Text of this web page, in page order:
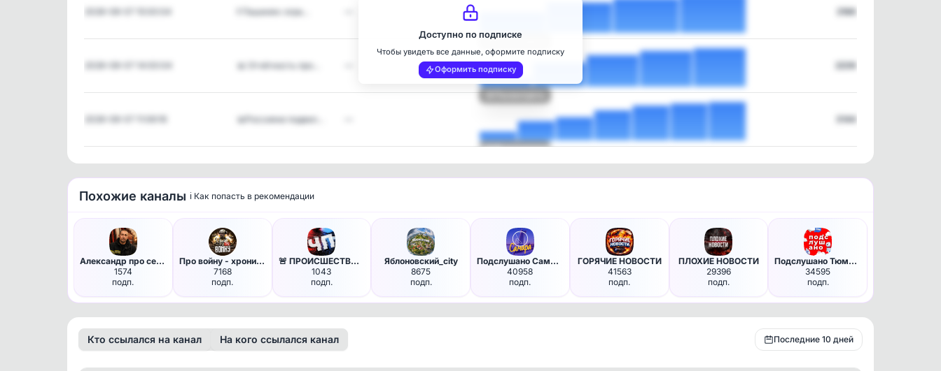
❗️ Пашинян: огра…
Посмотреть
2186
📊 Отчётность про…
Посмотреть
2239
📊Россияне подвел…
Посмотреть
3144
Доступно по подписке
Чтобы увидеть все данные, оформите подписку
Оформить подписку
Похожие каналы ℹ️ Как попасть в рекомендации
Александр про семейные финансы
1574
подп.
Про войну - хроника боевых де…
7168
подп.
🚨 ПРОИСШЕСТВИЯ - предупрежден…
1043
подп.
Яблоновский_city
8675
подп.
Подслушано Самара в MAX
40958
подп.
ГОРЯЧИЕ НОВОСТИ
41563
подп.
ПЛОХИЕ НОВОСТИ
29396
подп.
Подслушано Тюмень в MAX
34595
подп.
Кто ссылался на канал На кого ссылался канал Последние 10 дней